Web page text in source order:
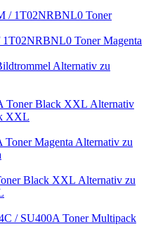
Toner Magenta
Alternativ zu
Alternativ
XXL
Alternativ zu
Alternativ zu